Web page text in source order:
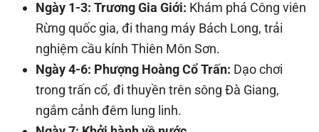
Ngày 1-3: Trương Gia Giới: Khám phá Công viên
Rừng quốc gia, đi thang máy Bách Long, trải
nghiệm cầu kính Thiên Môn Sơn.
Ngày 4-6: Phượng Hoàng Cổ Trấn: Dạo chơi
trong trấn cổ, đi thuyền trên sông Đà Giang,
ngắm cảnh đêm lung linh.